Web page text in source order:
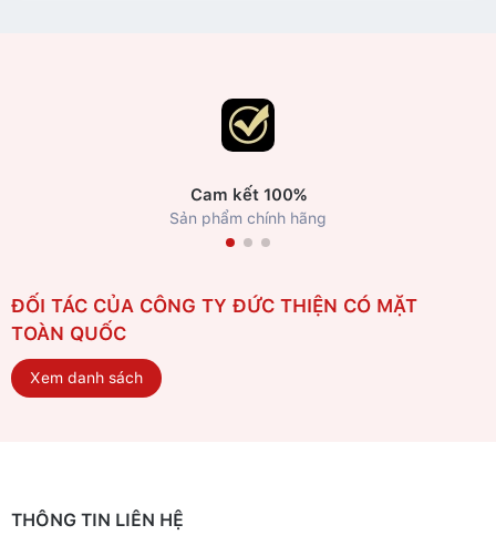
Cam kết 100%
Sản phẩm chính hãng
ĐỐI TÁC CỦA CÔNG TY ĐỨC THIỆN CÓ MẶT
TOÀN QUỐC
Xem danh sách
THÔNG TIN LIÊN HỆ